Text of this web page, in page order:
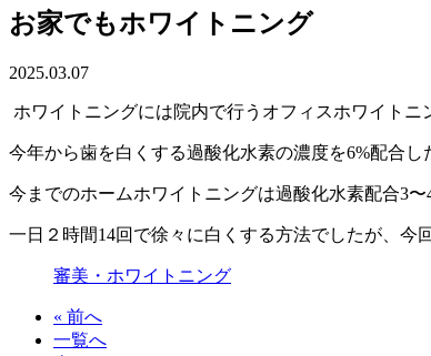
お家でもホワイトニング
2025.03.07
ホワイトニングには院内で行うオフィスホワイト
今年から歯を白くする過酸化水素の濃度を6%配合
今までのホームホワイトニングは過酸化水素配合3〜
一日２時間14回で徐々に白くする方法でしたが、今
審美・ホワイトニング
« 前へ
一覧へ